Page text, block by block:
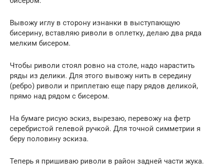
Вывожу иглу в сторону изнанки в выступающую
бисерину, вставляю риволи в оплетку, делаю два ряда
мелким бисером.
Чтобы риволи стоял ровно на столе, надо нарастить
ряды из делики. Для этого вывожу нить в середину
(ребро) риволи и приплетаю еще пару рядов деликой,
прямо над рядом с бисером.
На бумаге рисую эскиз, вырезаю, перевожу на фетр
серебристой гелевой ручкой. Для точной симметрии я
беру половину эскиза.
Теперь я пришиваю риволи в район задней части жука.